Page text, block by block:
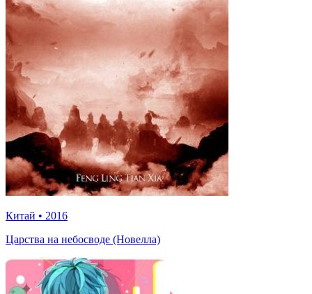
Китай • 2016
Царства на небосводе (Новелла)